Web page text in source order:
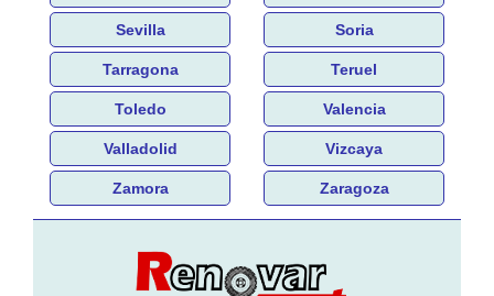
Sevilla Soria
Tarragona Teruel
Toledo Valencia
Valladolid Vizcaya
Zamora Zaragoza